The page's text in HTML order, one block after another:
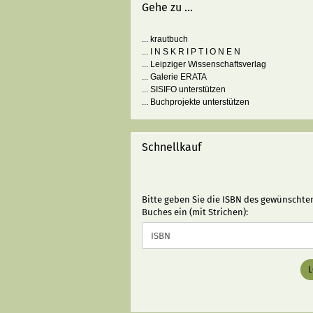
Gehe zu ...
... krautbuch
... I N S K R I P T I O N E N
... Leipziger Wissenschaftsverlag
... Galerie ERATA
... SISIFO unterstützen
... Buchprojekte unterstützen
Schnellkauf
BITTE
GEBEN
SIE
DIE
ISBN
Bitte geben Sie die ISBN des
Buches ein (mit Strichen):